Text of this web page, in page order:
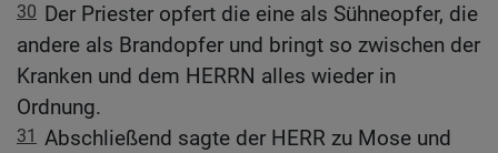
30 Der Priester opfert die eine als Sühneopfer, die
andere als Brandopfer und bringt so zwischen der
Kranken und dem HERRN alles wieder in
Ordnung.
31 Abschließend sagte der HERR zu Mose und